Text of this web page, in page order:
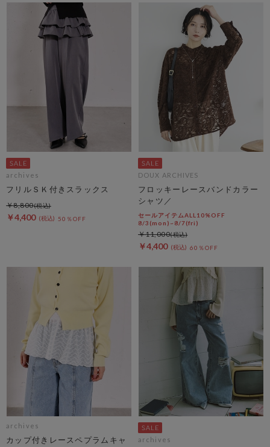
archives
フリルＳＫ付きスラックス
￥4,400 50％OFF
￥8,800
DOUX ARCHIVES
フロッキーレースバンドカラー
シャツ／
セールアイテムALL10%OFF
8/3(mon)~8/7(fri)
￥4,400 60％OFF
￥11,000
archives
カップ付きレースペプラムキャ
archives